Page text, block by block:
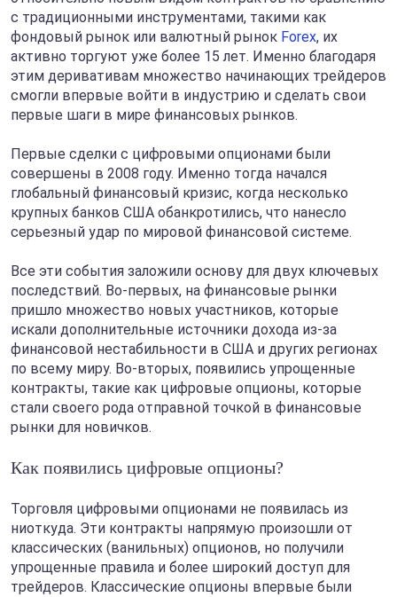
с традиционными инструментами, такими как
фондовый рынок или валютный рынок Forex, их
активно торгуют уже более 15 лет. Именно благодаря
этим деривативам множество начинающих трейдеров
смогли впервые войти в индустрию и сделать свои
первые шаги в мире финансовых рынков.
Первые сделки с цифровыми опционами были
совершены в 2008 году. Именно тогда начался
глобальный финансовый кризис, когда несколько
крупных банков США обанкротились, что нанесло
серьезный удар по мировой финансовой системе.
Все эти события заложили основу для двух ключевых
последствий. Во-первых, на финансовые рынки
пришло множество новых участников, которые
искали дополнительные источники дохода из-за
финансовой нестабильности в США и других регионах
по всему миру. Во-вторых, появились упрощенные
контракты, такие как цифровые опционы, которые
стали своего рода отправной точкой в финансовые
рынки для новичков.
Как появились цифровые опционы?
Торговля цифровыми опционами не появилась из
ниоткуда. Эти контракты напрямую произошли от
классических (ванильных) опционов, но получили
упрощенные правила и более широкий доступ для
трейдеров. Классические опционы впервые были